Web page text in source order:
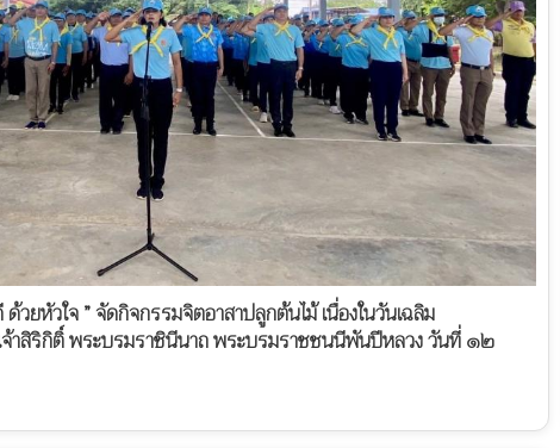
วยหัวใจ ” จัดกิจกรรมจิตอาสาปลูกต้นไม้ เนื่องในวันเฉลิม
จ้าสิริกิติ์ พระบรมราชินีนาถ พระบรมราชชนนีพันปีหลวง วันที่ ๑๒